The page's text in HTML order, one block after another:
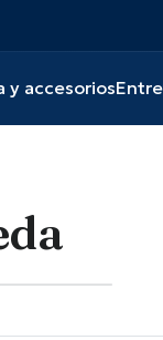
y accesorios